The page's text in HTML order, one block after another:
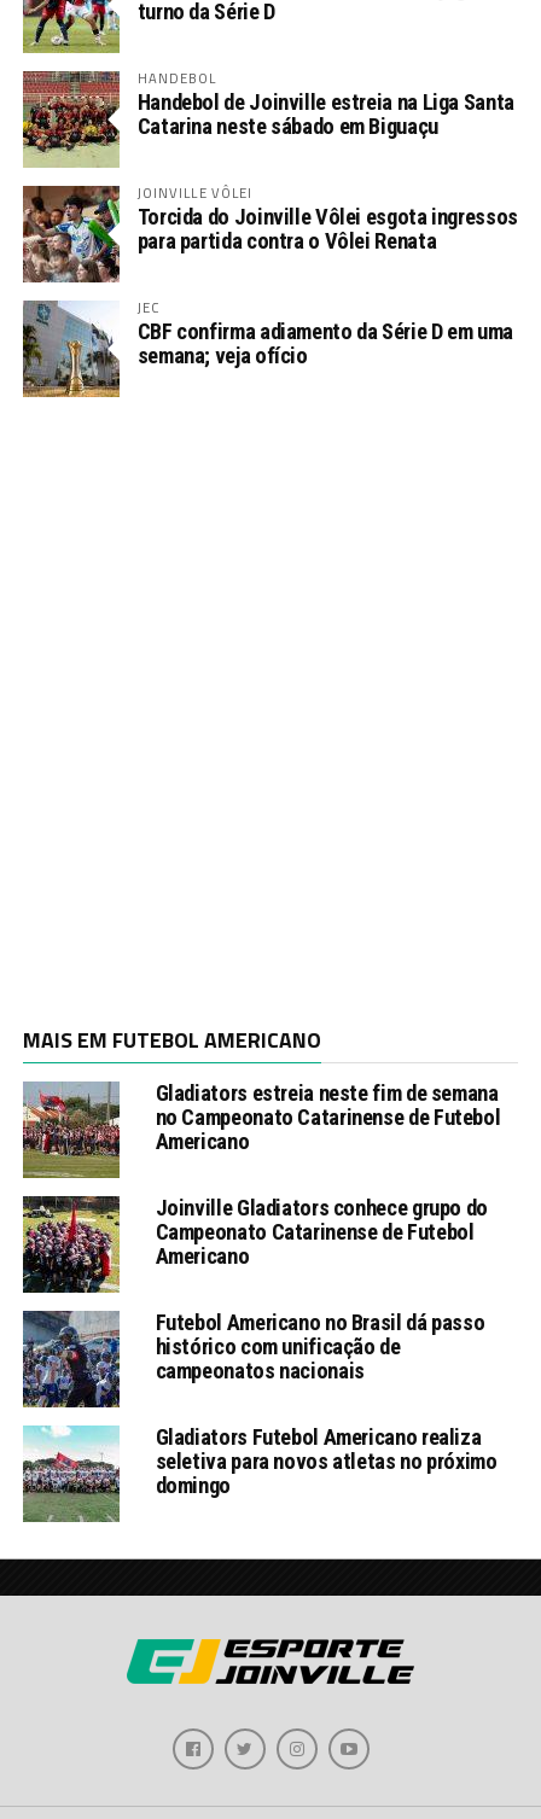
turno da Série D
HANDEBOL
Handebol de Joinville estreia na Liga Santa
Catarina neste sábado em Biguaçu
JOINVILLE VÔLEI
Torcida do Joinville Vôlei esgota ingressos
para partida contra o Vôlei Renata
JEC
CBF confirma adiamento da Série D em uma
semana; veja ofício
MAIS EM FUTEBOL AMERICANO
Gladiators estreia neste fim de semana
no Campeonato Catarinense de Futebol
Americano
Joinville Gladiators conhece grupo do
Campeonato Catarinense de Futebol
Americano
Futebol Americano no Brasil dá passo
histórico com unificação de
campeonatos nacionais
Gladiators Futebol Americano realiza
seletiva para novos atletas no próximo
domingo